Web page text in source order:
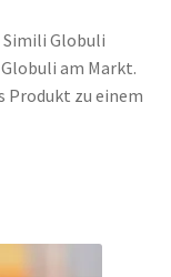
Simili Globuli
am Markt.
Produkt zu einem